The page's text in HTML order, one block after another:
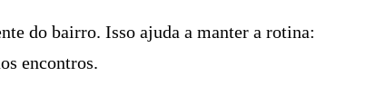
do bairro. Isso ajuda a manter a rotina:
encontros.